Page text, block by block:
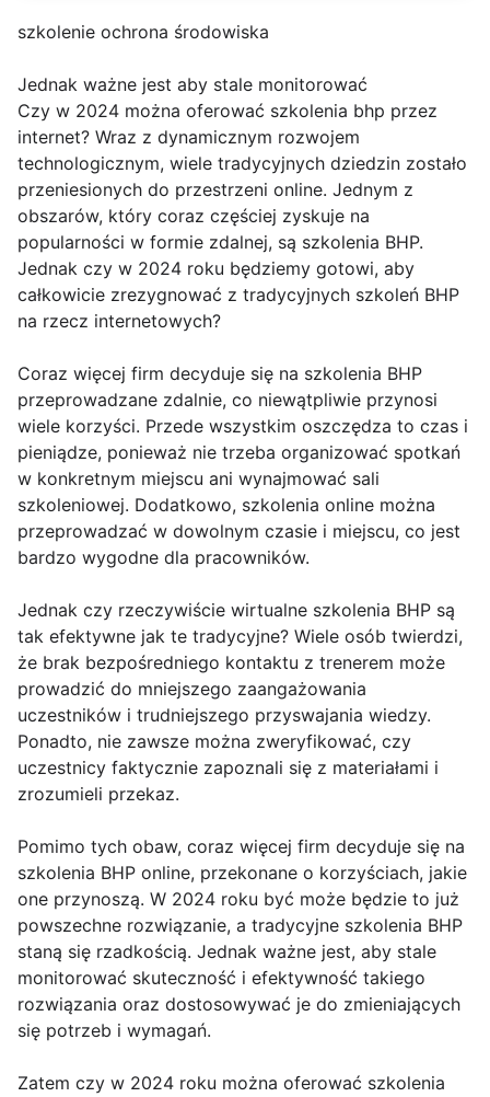
szkolenie ochrona środowiska
Jednak ważne jest aby stale monitorować
Czy w 2024 można oferować szkolenia bhp przez
internet? Wraz z dynamicznym rozwojem
technologicznym, wiele tradycyjnych dziedzin zostało
przeniesionych do przestrzeni online. Jednym z
obszarów, który coraz częściej zyskuje na
popularności w formie zdalnej, są szkolenia BHP.
Jednak czy w 2024 roku będziemy gotowi, aby
całkowicie zrezygnować z tradycyjnych szkoleń BHP
na rzecz internetowych?
Coraz więcej firm decyduje się na szkolenia BHP
przeprowadzane zdalnie, co niewątpliwie przynosi
wiele korzyści. Przede wszystkim oszczędza to czas i
pieniądze, ponieważ nie trzeba organizować spotkań
w konkretnym miejscu ani wynajmować sali
szkoleniowej. Dodatkowo, szkolenia online można
przeprowadzać w dowolnym czasie i miejscu, co jest
bardzo wygodne dla pracowników.
Jednak czy rzeczywiście wirtualne szkolenia BHP są
tak efektywne jak te tradycyjne? Wiele osób twierdzi,
że brak bezpośredniego kontaktu z trenerem może
prowadzić do mniejszego zaangażowania
uczestników i trudniejszego przyswajania wiedzy.
Ponadto, nie zawsze można zweryfikować, czy
uczestnicy faktycznie zapoznali się z materiałami i
zrozumieli przekaz.
Pomimo tych obaw, coraz więcej firm decyduje się na
szkolenia BHP online, przekonane o korzyściach, jakie
one przynoszą. W 2024 roku być może będzie to już
powszechne rozwiązanie, a tradycyjne szkolenia BHP
staną się rzadkością. Jednak ważne jest, aby stale
monitorować skuteczność i efektywność takiego
rozwiązania oraz dostosowywać je do zmieniających
się potrzeb i wymagań.
Zatem czy w 2024 roku można oferować szkolenia